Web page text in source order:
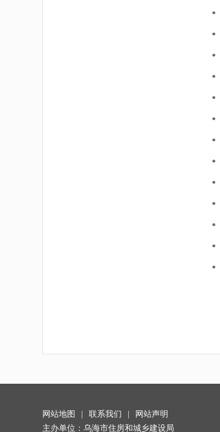
网站地图 联系我们
网站声明
主办单位：乌海市住房和城乡建设局